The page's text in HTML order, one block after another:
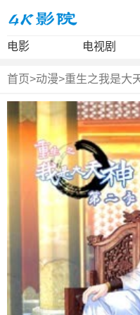
电影 电视剧
首页>动漫>重生之我是大